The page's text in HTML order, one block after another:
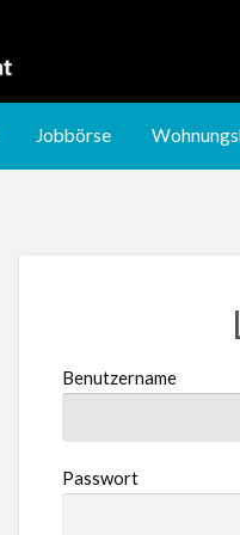
Nachhilfebörse
Jobbörse
Benutzername
Passwort